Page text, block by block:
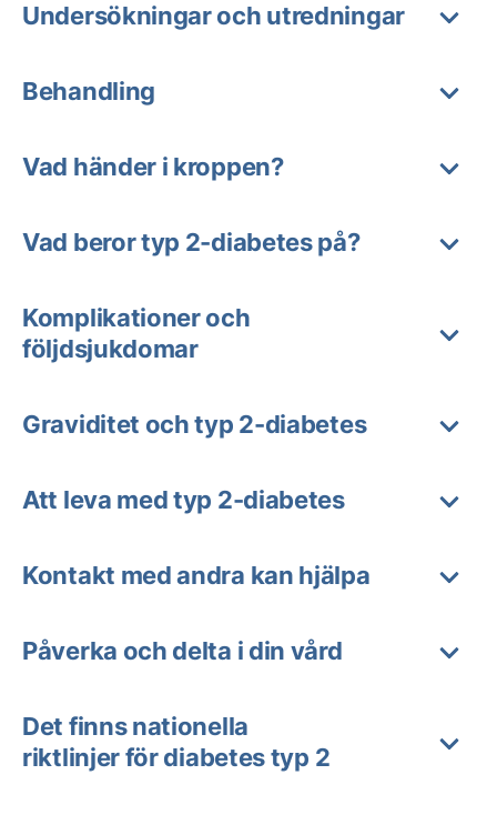
Undersökningar och utredningar
Behandling
Vad händer i kroppen?
Vad beror typ 2-diabetes på?
Komplikationer och
följdsjukdomar
Graviditet och typ 2-diabetes
Att leva med typ 2-diabetes
Kontakt med andra kan hjälpa
Påverka och delta i din vård
Det finns nationella
riktlinjer för diabetes typ 2